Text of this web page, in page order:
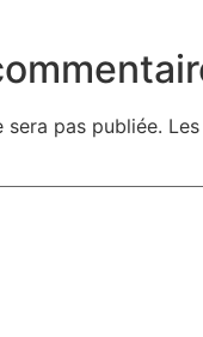
sera pas publiée.